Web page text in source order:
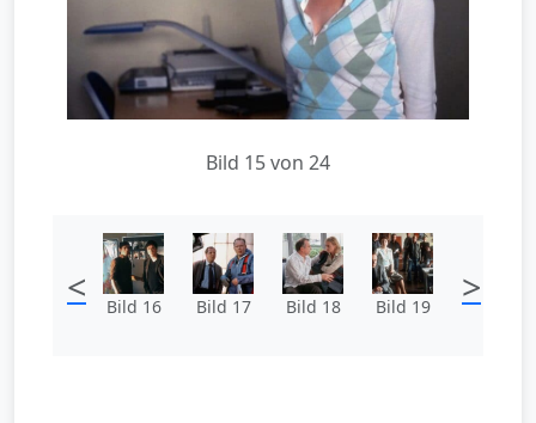
Bild 15 von 24
< Bild 16 Bild 17 Bild 18 Bild 19 >